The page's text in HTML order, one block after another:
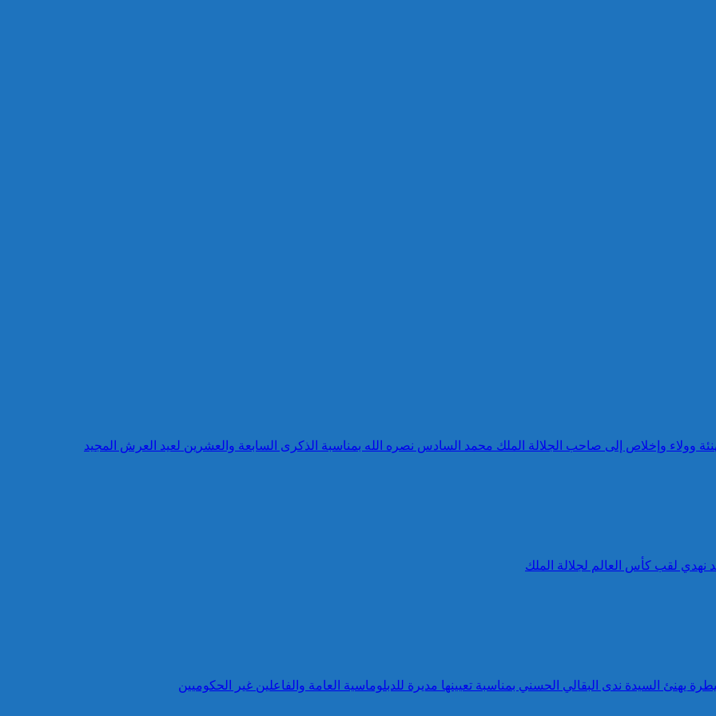
وولاء وإخلاص إلى صاحب الجلالة الملك محمد السادس نصره الله بمناسبة الذكرى السابعة والعشرين لعيد العرش المجيد
نهدي لقب كأس العالم لجلالة الملك
يهنئ السيدة ندى البقالي الحسني بمناسبة تعيينها مديرة للدبلوماسية العامة والفاعلين غير الحكوميين